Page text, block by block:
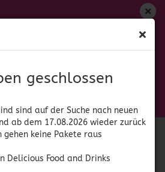
geschlossen
sind auf der Suche nach neuen
ab dem 17.08.2026 wieder zurück
gehen keine Pakete raus
Delicious Food and Drinks
geschlossen
keine Pakete raus
Food and Drinks
Tequilera
Hierro